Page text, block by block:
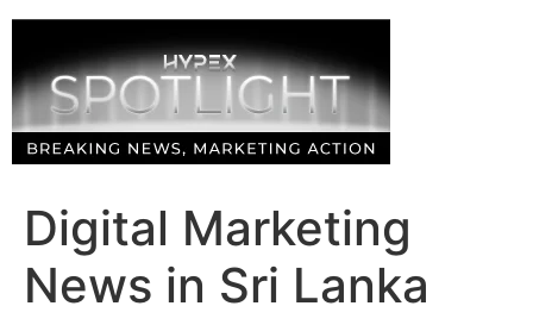
Skip
content
Digital Marketing
News in Sri Lanka